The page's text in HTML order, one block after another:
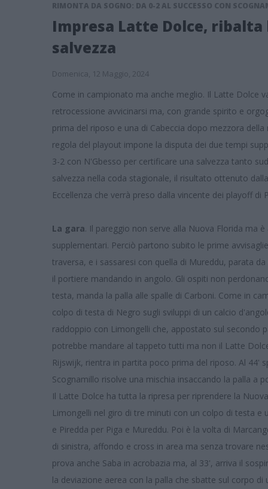
RIMONTA DA SOGNO: DA 0-2 AL SUCCESSO CON
Impresa Latte Dolce,
salvezza
Domenica, 12 Maggio, 2024
Come in campionato ma anche meglio. Il Latte Dolce
retrocessione avvicinarsi ma, con grande spirito e
prima del riposo e una di Cabeccia dopo mezzora
regola del playout impone la disputa dei due tempi
3-2 con N'Gbesso per certificare una salvezza tanto
salvezza nella coda stagionale, il risultato ottenuto
Eccellenza che verrà preso dalla vincente dei playoff di
La gara. Il pareggio non serve alla Nuova Florida ma
supplementari. Perciò partono subito le prime
traversa, e i sassaresi con quella di Mureddu, parata
il portiere mandando in angolo. Gli ospiti non
testa, manda la palla alle spalle di Carboni. Come in
colpo di testa di Negro sugli sviluppi di un calcio
raddoppio con Limongelli che, appostato sul secondo
potrebbe mandare al tappeto tutti ma non il Latte
Rijswijk, rientra in partita poco prima del riposo. Al 44'
Scognamillo risolve una mischia insaccando la palla a
Il Latte Dolce ha tutta la ripresa per riprendere la
Limongelli nel giro di tre minuti con un colpo di testa e
e Piredda per Piga e Mureddu. Poi è la volta di
di sinistra, affondo e cross in area ma senza trovare
prova anche Saba in acrobazia ma, al 33', arriva il
la deviazione aerea con la palla che sbatte sul corpo